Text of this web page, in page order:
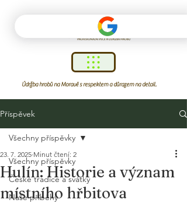
Údržba hrobů na Moravě s respektem a důrazem na detail.
Příspěvek
Všechny příspěvky
České tradice a svátky
Naše příběhy
Všechny příspěvky
Hulín: Historie a význam
místního hřbitova
23. 7. 2025 Minut čtení: 2